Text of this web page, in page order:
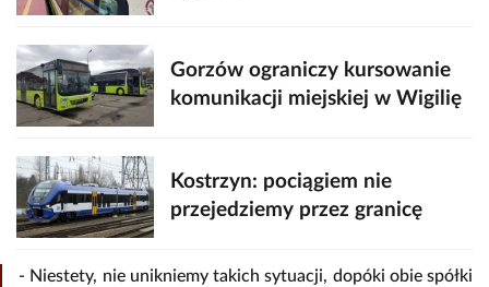
Gorzów ograniczy kursowanie
komunikacji miejskiej w Wigilię
Kostrzyn: pociągiem nie
przejedziemy przez granicę
- Niestety, nie unikniemy takich sytuacji, dopóki obie spółki